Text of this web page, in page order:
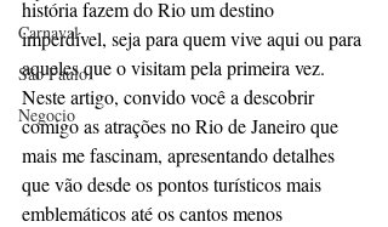
Carnaval
São Paulo
Negocio
história fazem do Rio um destino
imperdível, seja para quem vive aqui ou para
aqueles que o visitam pela primeira vez.
Neste artigo, convido você a descobrir
comigo as atrações no Rio de Janeiro que
mais me fascinam, apresentando detalhes
que vão desde os pontos turísticos mais
emblemáticos até os cantos menos